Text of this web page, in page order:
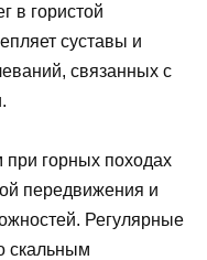
в гористой
суставы и
связанных с
при горных походах
передвижения и
Регулярные
скальным